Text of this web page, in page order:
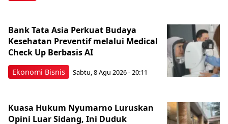
Ekonomi Bisnis
Bank Tata Asia Perkuat Budaya
Kesehatan Preventif melalui Medical
Check Up Berbasis AI
Sabtu, 8 Agu 2026 - 20:11
Kuasa Hukum Nyumarno Luruskan
Opini Luar Sidang, Ini Duduk